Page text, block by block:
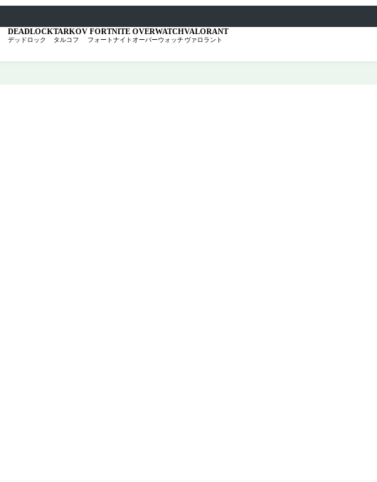
DEADLOCK
デッドロック
TARKOV
タルコフ
FORTNITE
フォートナイト
OVERWATCH
オーバーウォッチ
VALORANT
ヴァロラント